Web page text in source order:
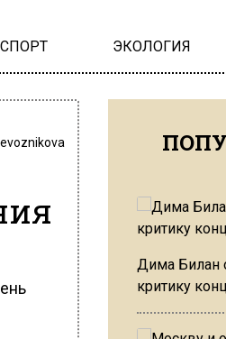
ЭКОЛОГИЯ
Дима Билан
критику